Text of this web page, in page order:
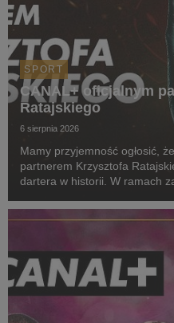
SPORT
CANAL+ oficjalnym
Ratajskiego
6 sierpnia 2026
Mamy przyjemność ogłosić,
partnerem Krzysztofa
dartera w historii. W ramach
startowych naszego